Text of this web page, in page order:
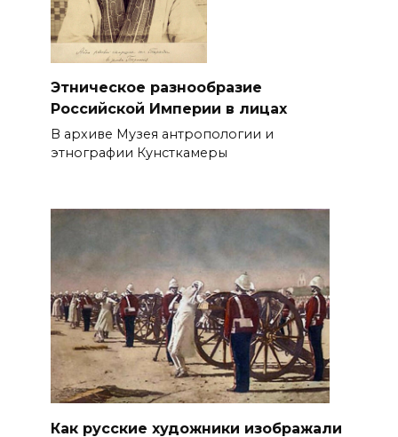
Этническое разнообразие
Российской Империи в лицах
В архиве Музея антропологии и
этнографии Кунсткамеры
Как русские художники изображали